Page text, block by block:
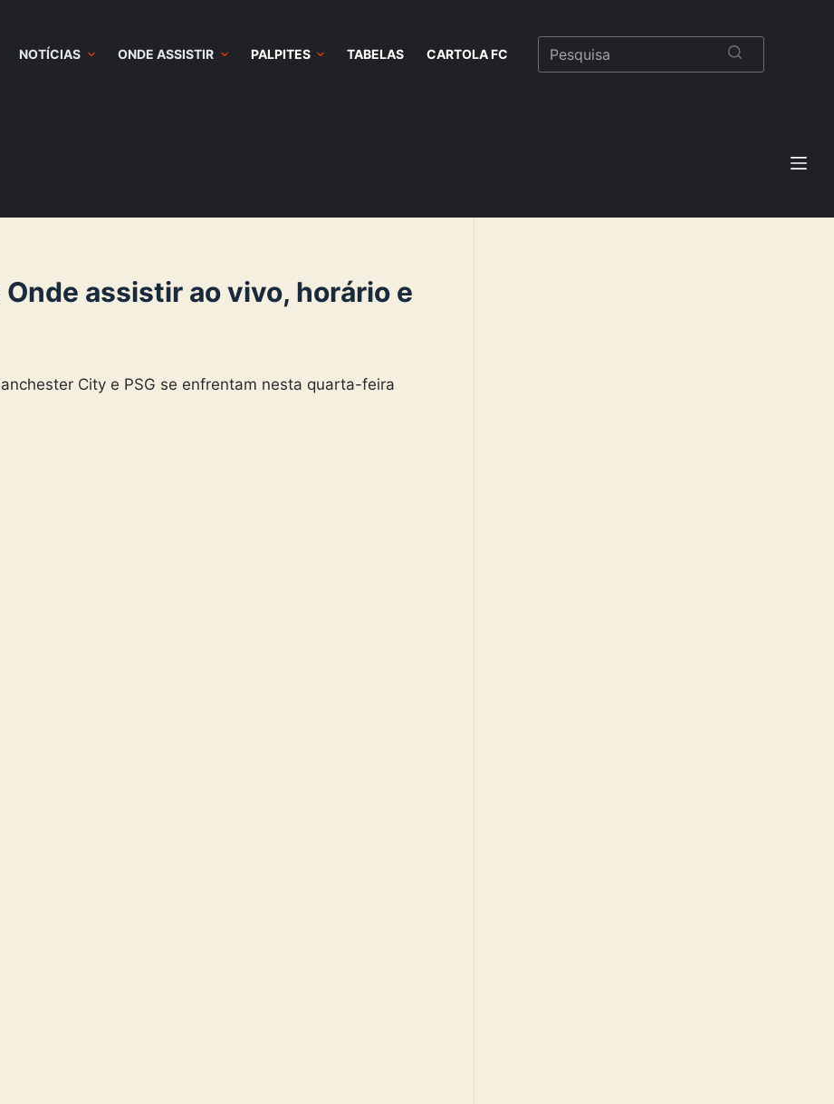
NOTÍCIAS ONDE ASSISTIR PALPITES TABELAS CARTOLA FC
assistir ao vivo, horário e
City e PSG se enfrentam nesta quarta-feira